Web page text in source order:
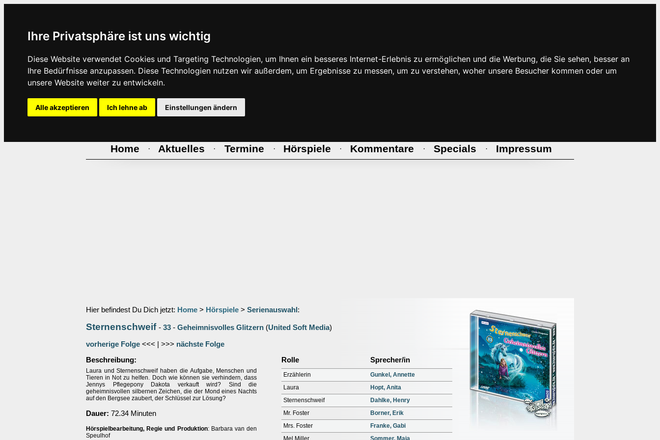
Ihre Privatsphäre ist uns wichtig
Diese Website verwendet Cookies und Targeting Technologien, um Ihnen ein besseres Internet-Erlebnis zu ermöglichen und die Werbung, die Sie sehen, besser an
Ihre Bedürfnisse anzupassen. Diese Technologien nutzen wir außerdem, um Ergebnisse zu messen, um zu verstehen, woher unsere Besucher kommen oder um
unsere Website weiter zu entwickeln.
Alle akzeptieren Ich lehne ab Einstellungen ändern
Home · Aktuelles · Termine · Hörspiele · Kommentare · Specials · Impressum
Hier befindest Du Dich jetzt: Home > Hörspiele > Serienauswahl :
Sternenschweif - 33 - Geheimnisvolles Glitzern (United Soft Media)
vorherige Folge <<< | >>> nächste Folge
Beschreibung:
Laura und Sternenschweif haben die Aufgabe, Menschen und
Tieren in Not zu helfen. Doch wie können sie verhindern, dass
Jennys Pflegepony Dakota verkauft wird? Sind die
geheimnisvollen silbernen Zeichen, die der Mond eines Nachts
auf den Bergsee zaubert, der Schlüssel zur Lösung?
Dauer: 72.34 Minuten
Hörspielbearbeitung, Regie und Produktion: Barbara van den
Speulhof
Rolle Sprecher/in
Erzählerin
Gunkel, Annette
Laura
Hopt, Anita
Sternenschweif
Dahlke, Henry
Mr. Foster
Borner, Erik
Mrs. Foster
Franke, Gabi
Mel Miller
Sommer, Maja